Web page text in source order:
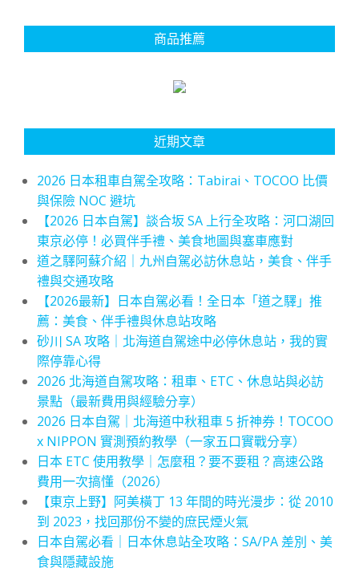
商品推薦
近期文章
2026 日本租車自駕全攻略：Tabirai、TOCOO 比價
與保險 NOC 避坑
【2026 日本自駕】談合坂 SA 上行全攻略：河口湖回
東京必停！必買伴手禮、美食地圖與塞車應對
道之驛阿蘇介紹｜九州自駕必訪休息站，美食、伴手
禮與交通攻略
【2026最新】日本自駕必看！全日本「道之驛」推
薦：美食、伴手禮與休息站攻略
砂川 SA 攻略｜北海道自駕途中必停休息站，我的實
際停靠心得
2026 北海道自駕攻略：租車、ETC、休息站與必訪
景點（最新費用與經驗分享）
2026 日本自駕｜北海道中秋租車 5 折神券！TOCOO
x NIPPON 實測預約教學（一家五口實戰分享）
日本 ETC 使用教學｜怎麼租？要不要租？高速公路
費用一次搞懂（2026）
【東京上野】阿美橫丁 13 年間的時光漫步：從 2010
到 2023，找回那份不變的庶民煙火氣
日本自駕必看｜日本休息站全攻略：SA/PA 差別、美
食與隱藏設施